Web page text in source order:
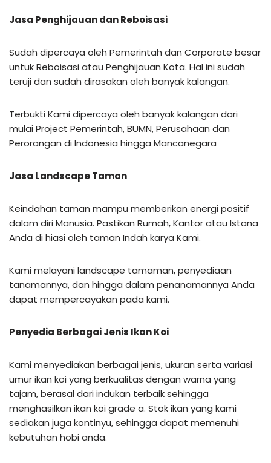
Jasa Penghijauan dan Reboisasi
Sudah dipercaya oleh Pemerintah dan Corporate besar
untuk Reboisasi atau Penghijauan Kota. Hal ini sudah
teruji dan sudah dirasakan oleh banyak kalangan.
Terbukti Kami dipercaya oleh banyak kalangan dari
mulai Project Pemerintah, BUMN, Perusahaan dan
Perorangan di Indonesia hingga Mancanegara
Jasa Landscape Taman
Keindahan taman mampu memberikan energi positif
dalam diri Manusia. Pastikan Rumah, Kantor atau Istana
Anda di hiasi oleh taman Indah karya Kami.
Kami melayani landscape tamaman, penyediaan
tanamannya, dan hingga dalam penanamannya Anda
dapat mempercayakan pada kami.
Penyedia Berbagai Jenis Ikan Koi
Kami menyediakan berbagai jenis, ukuran serta variasi
umur ikan koi yang berkualitas dengan warna yang
tajam, berasal dari indukan terbaik sehingga
menghasilkan ikan koi grade a. Stok ikan yang kami
sediakan juga kontinyu, sehingga dapat memenuhi
kebutuhan hobi anda.